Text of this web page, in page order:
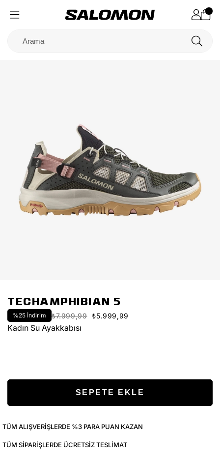
TECHAMPHIBIAN 5
%25 İndirim ₺7.999,99 ₺5.999,99
Kadın Su Ayakkabısı
TÜM ALIŞVERIŞLERDE %3 PARA PUAN KAZAN
TÜM SIPARIŞLERDE ÜCRETSIZ TESLIMAT